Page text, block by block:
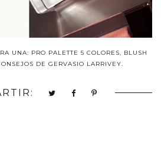
UNA: PRO PALETTE 5 COLORES, BLUSH
DE GERVASIO LARRIVEY.